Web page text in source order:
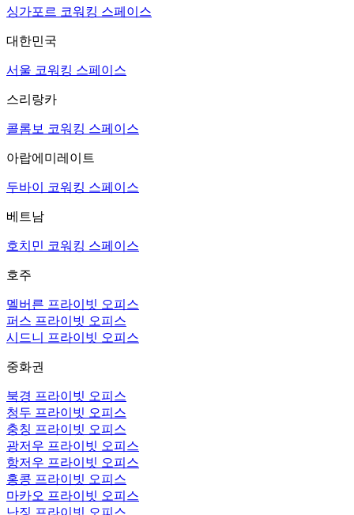
싱가포르 코워킹 스페이스
대한민국
서울 코워킹 스페이스
스리랑카
콜롬보 코워킹 스페이스
아랍에미레이트
두바이 코워킹 스페이스
베트남
호치민 코워킹 스페이스
호주
멜버른 프라이빗 오피스
퍼스 프라이빗 오피스
시드니 프라이빗 오피스
중화권
북경 프라이빗 오피스
청두 프라이빗 오피스
충칭 프라이빗 오피스
광저우 프라이빗 오피스
항저우 프라이빗 오피스
홍콩 프라이빗 오피스
마카오 프라이빗 오피스